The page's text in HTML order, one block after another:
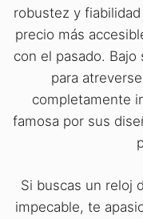
robustez y
precio más
con el pasado. Bajo
para
completamente
famosa por sus
Si buscas un reloj
impecable, te